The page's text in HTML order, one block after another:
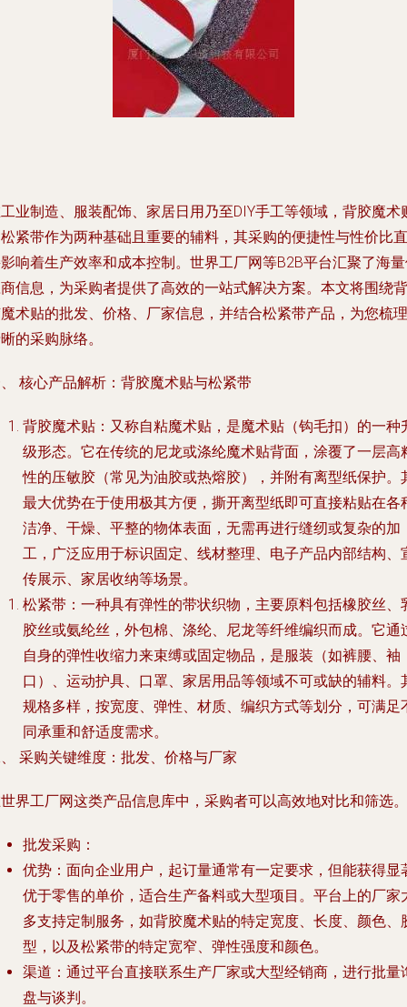
业制造、服装配饰、家居日用乃至DIY手工等领域，背胶魔术
紧带作为两种基础且重要的辅料，其采购的便捷性与性价比直
响着生产效率和成本控制。世界工厂网等B2B平台汇聚了海
信息，为采购者提供了高效的一站式解决方案。本文将围绕背
术贴的批发、价格、厂家信息，并结合松紧带产品，为您梳理
的采购脉络。
核心产品解析：背胶魔术贴与松紧带
背胶魔术贴 ：又称自粘魔术贴，是魔术贴（钩毛扣）的一种
级形态。它在传统的尼龙或涤纶魔术贴背面，涂覆了一层高
性的压敏胶（常见为油胶或热熔胶），并附有离型纸保护。
最大优势在于使用极其方便，撕开离型纸即可直接粘贴在各
洁净、干燥、平整的物体表面，无需再进行缝纫或复杂的加
工，广泛应用于标识固定、线材整理、电子产品内部结构、
传展示、家居收纳等场景。
松紧带 ：一种具有弹性的带状织物，主要原料包括橡胶丝、
胶丝或氨纶丝，外包棉、涤纶、尼龙等纤维编织而成。它通
自身的弹性收缩力来束缚或固定物品，是服装（如裤腰、袖
口）、运动护具、口罩、家居用品等领域不可或缺的辅料。
规格多样，按宽度、弹性、材质、编织方式等划分，可满足
同承重和舒适度需求。
采购关键维度：批发、价格与厂家
界工厂网这类产品信息库中，采购者可以高效地对比和筛选。
批发采购 ：
优势 ：面向企业用户，起订量通常有一定要求，但能获得显
优于零售的单价，适合生产备料或大型项目。平台上的厂家
多支持定制服务，如背胶魔术贴的特定宽度、长度、颜色、
型，以及松紧带的特定宽窄、弹性强度和颜色。
渠道 ：通过平台直接联系生产厂家或大型经销商，进行批量
盘与谈判。